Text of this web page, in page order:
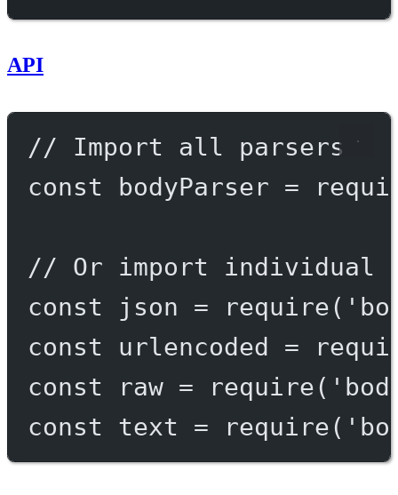
API
// Import all parsers
const
bodyParser =
// Or import individual
const
json = require(
const
urlencoded =
const
raw = require(
const
text = require(